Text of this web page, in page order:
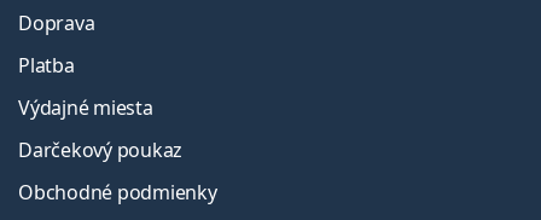
Doprava
Platba
Výdajné miesta
Darčekový poukaz
Obchodné podmienky